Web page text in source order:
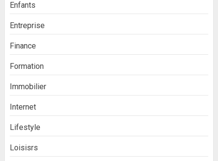
Enfants
Entreprise
Finance
Formation
Immobilier
Internet
Lifestyle
Loisisrs